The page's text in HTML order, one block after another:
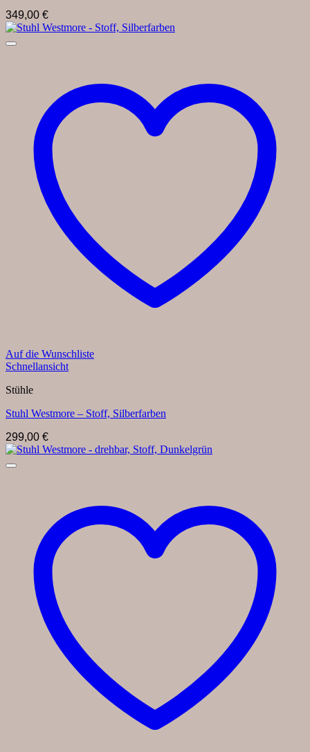
349,00 €
Auf die Wunschliste
Schnellansicht
Stühle
Stuhl Westmore – Stoff, Silberfarben
299,00 €